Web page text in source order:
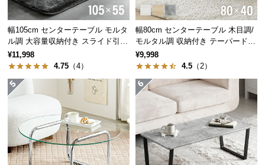
い
て
搬
入
つ
て
収納棚直径 約20㎝
ちょうどいい天板サイズ
丸みを帯びた天板は、雑誌やコップを置いても十分
にゆとりがあり、窮屈感がありません。
幅105cm センターテーブル モルタ
ル調 大容量収納付き スライド引き
出し2杯
¥11,998
4.75 （4）
幅80cm センターテーブル 木目調/
モルタル調 収納付き テーパードレ
ッグ
¥9,998
4.5 （2）